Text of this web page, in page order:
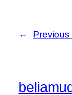
← Previous